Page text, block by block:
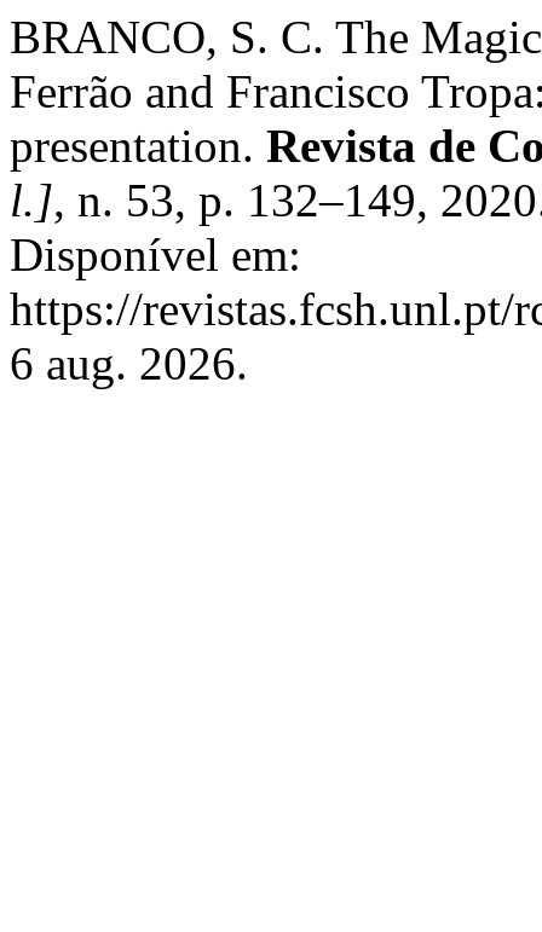
BRANCO, S. C. The
Ferrão and Francisco
presentation. Revista de
l.], n. 53, p. 132–149,
Disponível em:
https://revistas.fcsh.unl.pt/
6 aug. 2026.